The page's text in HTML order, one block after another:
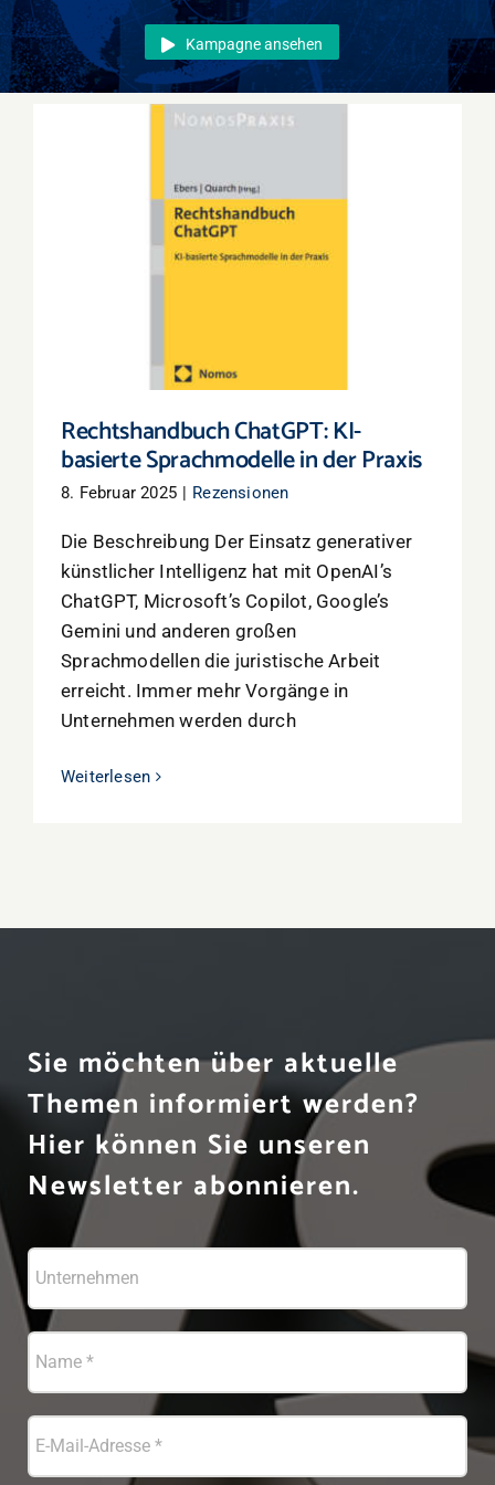
Events
Überregional
Kampagne ansehen
Rechtshandbuch ChatGPT: KI-basierte
Sprachmodelle in der Praxis
Rechtshandbuch ChatGPT: KI-
basierte Sprachmodelle in der Praxis
8. Februar 2025 | Rezensionen
Die Beschreibung Der Einsatz generativer
künstlicher Intelligenz hat mit OpenAI’s
ChatGPT, Microsoft’s Copilot, Google’s
Gemini und anderen großen
Sprachmodellen die juristische Arbeit
erreicht. Immer mehr Vorgänge in
Unternehmen werden durch
Weiterlesen
Sie möchten über aktuelle
Themen informiert werden?
Hier können Sie unseren
Newsletter abonnieren.